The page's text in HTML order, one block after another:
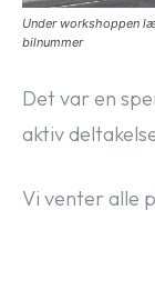
Under workshoppen
bilnummer
Det var en
aktiv
Vi venter alle